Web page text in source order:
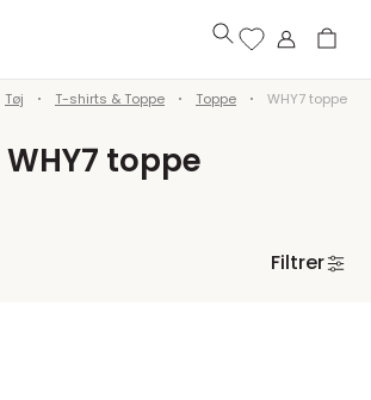
Tøj T-shirts & Toppe Toppe WHY7 toppe
WHY7 toppe
Filtrer